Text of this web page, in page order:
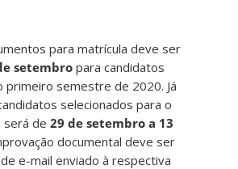
para matrícula deve ser
setembropara candidatos
primeiro semestre de 2020. Já
selecionados para o
será de29 de setembro a 13
documental deve ser
e-mail enviado à respectiva